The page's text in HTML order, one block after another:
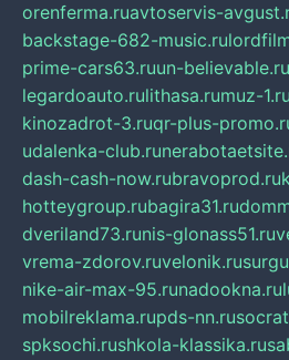
orenferma.ruavtoservis-
backstage-682-music.ru
prime-cars63.ruun-believable.ru
legardoauto.rulithasa.rumuz-1.ru
kinozadrot-3.ruqr-plus-
udalenka-club.ru
dash-cash-now.rubravoprod.ru
hotteygroup.rubagira31.ru
dveriland73.runis-glonass51.ru
vrema-zdorov.ruvelonik.ru
nike-air-max-95.runadookna.ru
mobilreklama.rupds-nn.ru
spksochi.rushkola-klassika.ru